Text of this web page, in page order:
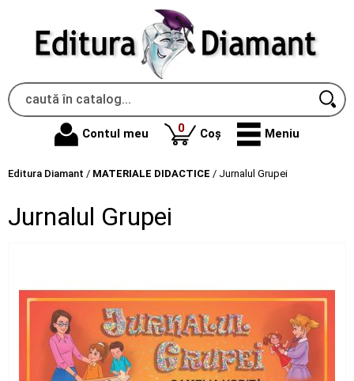
Contul meu 0produse
Coș Meniu
Editura Diamant / MATERIALE DIDACTICE / Jurnalul Grupei
Jurnalul Grupei